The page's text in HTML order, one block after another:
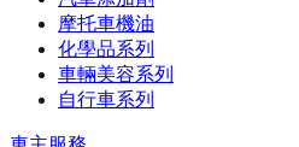
摩托車機油
化學品系列
車輛美容系列
自行車系列